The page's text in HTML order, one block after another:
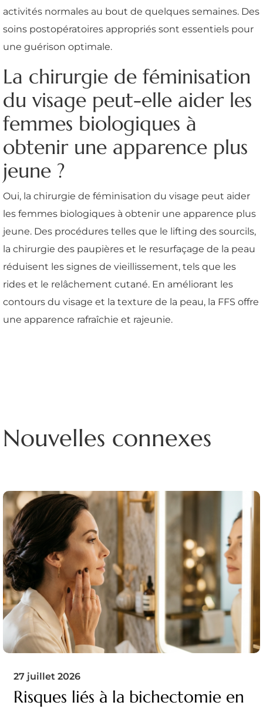
activités normales au bout de quelques semaines. Des
soins postopératoires appropriés sont essentiels pour
une guérison optimale.
La chirurgie de féminisation
du visage peut-elle aider les
femmes biologiques à
obtenir une apparence plus
jeune ?
Oui, la chirurgie de féminisation du visage peut aider
les femmes biologiques à obtenir une apparence plus
jeune. Des procédures telles que le lifting des sourcils,
la chirurgie des paupières et le resurfaçage de la peau
réduisent les signes de vieillissement, tels que les
rides et le relâchement cutané. En améliorant les
contours du visage et la texture de la peau, la FFS offre
une apparence rafraîchie et rajeunie.
Nouvelles connexes
27 juillet 2026
Risques liés à la bichectomie en